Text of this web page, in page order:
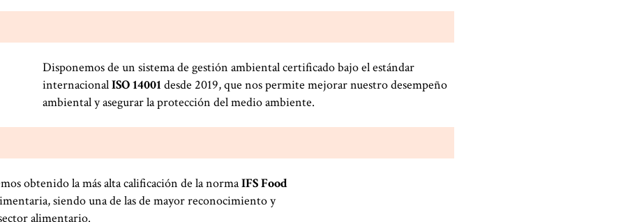
Disponemos de un sistema de gestión ambiental certificado bajo el estándar
internacionalISO 14001 desde 2019, que nos permite mejorar nuestro desempeño
ambiental y asegurar la protección del medio ambiente.
obtenido la más alta calificación de la normaIFS Food
siendo una de las de mayor reconocimiento y
alimentario.